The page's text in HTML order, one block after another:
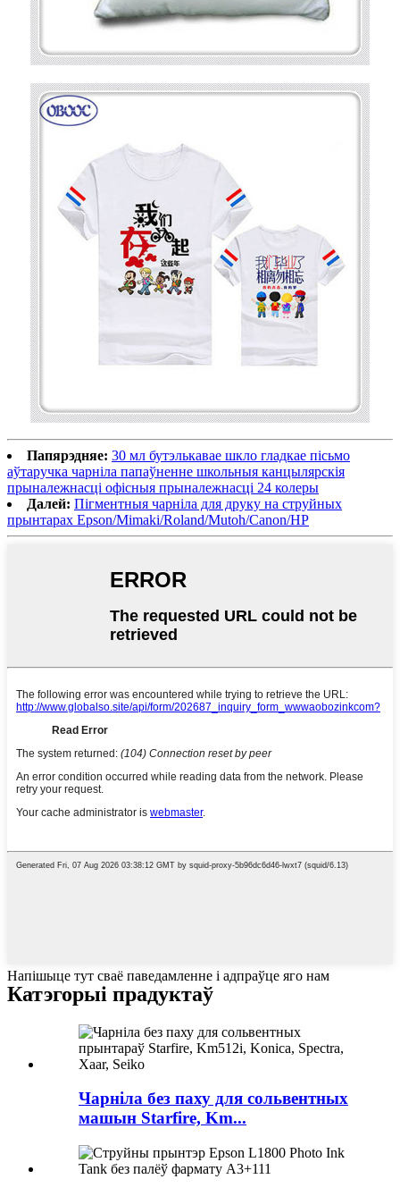
Папярэдняе: 30 мл бутэлькавае шкло гладкае пісьмо
аўтаручка чарніла папаўненне школьныя канцылярскія
прыналежнасці офісныя прыналежнасці 24 колеры
Далей: Пігментныя чарніла для друку на струйных
прынтарах Epson/Mimaki/Roland/Mutoh/Canon/HP
Напішыце тут сваё паведамленне і адпраўце яго нам
Катэгорыі прадуктаў
Чарніла без паху для сольвентных
машын Starfire, Km...